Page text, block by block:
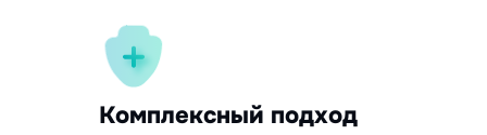
Комплексный подход